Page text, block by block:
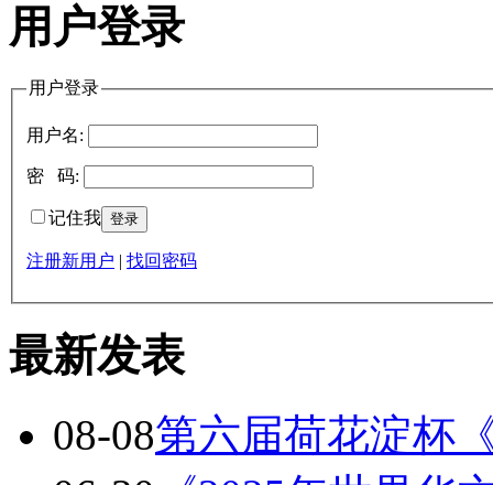
用户登录
用户登录
用户名:
密 码:
记住我
注册新用户 | 找回密码
最新发表
08-08第六届荷花淀杯